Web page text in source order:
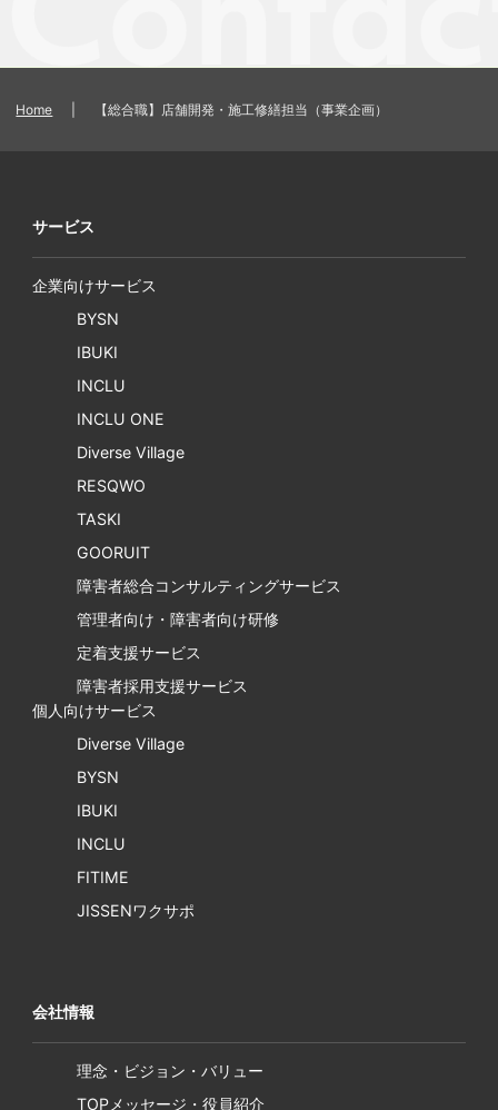
Home 【総合職】店舗開発・施工修繕担当（事業企画）
サービス
企業向けサービス
BYSN
IBUKI
INCLU
INCLU ONE
Diverse Village
RESQWO
TASKI
GOORUIT
障害者総合コンサルティングサービス
管理者向け・障害者向け研修
定着支援サービス
障害者採用支援サービス
個人向けサービス
Diverse Village
BYSN
IBUKI
INCLU
FITIME
JISSENワクサポ
会社情報
理念・ビジョン・バリュー
TOPメッセージ・役員紹介